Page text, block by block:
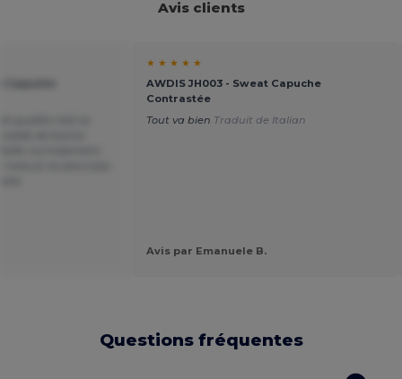
Avis clients
★ ★ ★ ★ ★
AWDIS JH003 - Sweat Capuche
Contrastée
Tout va bien Traduit de Italian
Avis par Emanuele B.
Questions fréquentes